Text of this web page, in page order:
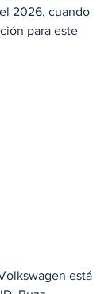
2026, cuando
para este
está